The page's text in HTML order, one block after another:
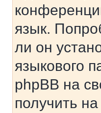
язык.
ли он
языкового
phpBB на
получить